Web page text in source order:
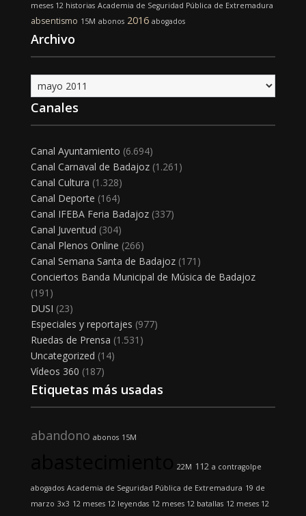
meses 12 historias Academia de Seguridad Pública de Extremadura
absentismo 15M abonos 2016 abogados
Archivo
Archivo
Canales
Canal Ayuntamiento (6.694)
Canal Carnaval de Badajoz(1.261)
Canal Cultura (1.328)
Canal Deporte (164)
Canal IFEBA Feria Badajoz(337)
Canal Juventud (304)
Canal Plenos Online (266)
Canal Semana Santa de Badajoz(171)
Conciertos Banda Municipal de Música de Badajoz
(191)
DUSI (23)
Especiales y reportajes (977)
Ruedas de Prensa (1.531)
Uncategorized (14)
Vídeos 360 (187)
Etiquetas más usadas
abandono abonos 15M
22M 112 a contragolpe
abogados Academia de Seguridad Pública de Extremadura 19 de
marzo 3x3 12 meses 12 leyendas 12 meses 12 batallas 12 meses 12